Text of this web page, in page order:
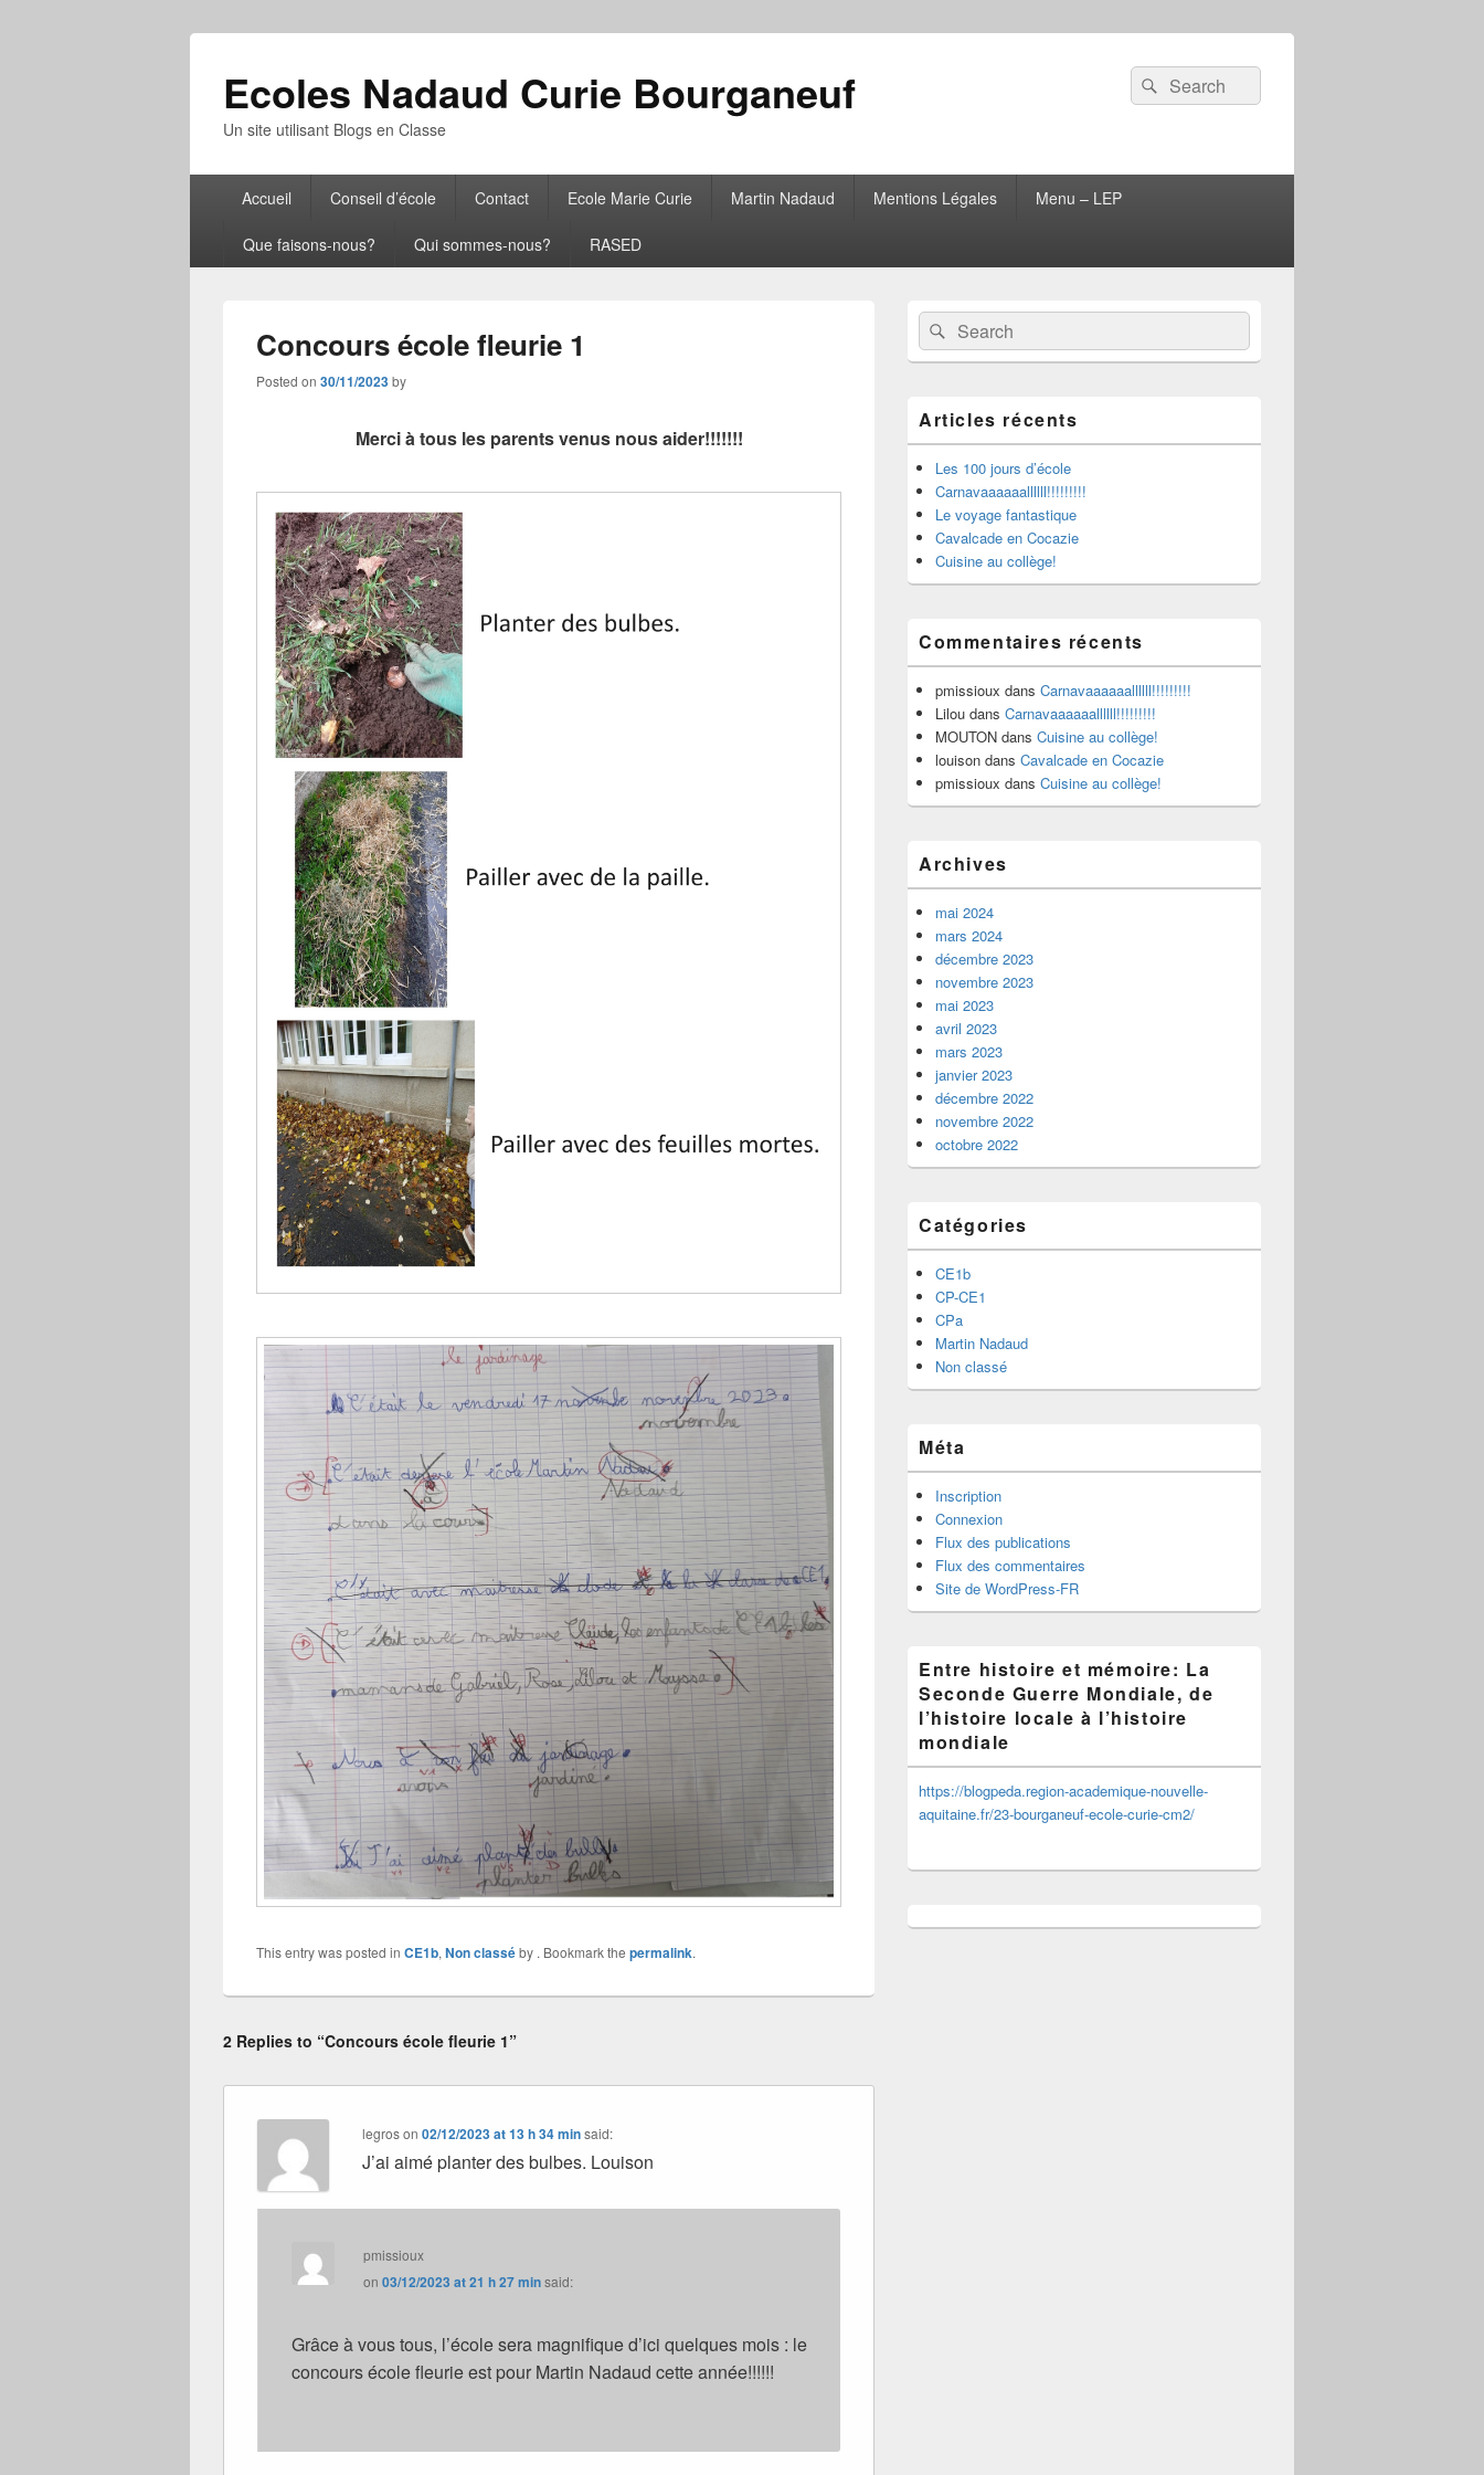
Ecoles Nadaud Curie Bourganeuf
Un site utilisant Blogs en Classe
Search
for:
Search
Accueil Conseil d’école Contact Ecole Marie Curie Martin Nadaud Mentions Légales Menu – LEP
Que faisons-nous? Qui sommes-nous? RASED
Concours école fleurie 1
Posted on 30/11/2023by
Merci à tous les parents venus nous aider!!!!!!!
This entry was posted in CE1b, Non classéby . Bookmark the permalink.
2 Replies to “Concours école fleurie 1”
legroson02/12/2023 at 13 h 34 minsaid:
J’ai aimé planter des bulbes. Louison
pmissioux
on03/12/2023 at 21 h 27 minsaid:
Grâce à vous tous, l’école sera magnifique d’ici quelques mois : le
concours école fleurie est pour Martin Nadaud cette année!!!!!!
Primary
Sidebar
Widget
Area
Search
for:
Search
Articles récents
Les 100 jours d’école
Carnavaaaaaallllll!!!!!!!!!
Le voyage fantastique
Cavalcade en Cocazie
Cuisine au collège!
Commentaires récents
pmissioux dans Carnavaaaaaallllll!!!!!!!!!
Lilou dans Carnavaaaaaallllll!!!!!!!!!
MOUTON dans Cuisine au collège!
louison dans Cavalcade en Cocazie
pmissioux dans Cuisine au collège!
Archives
mai 2024
mars 2024
décembre 2023
novembre 2023
mai 2023
avril 2023
mars 2023
janvier 2023
décembre 2022
novembre 2022
octobre 2022
Catégories
CE1b
CP-CE1
CPa
Martin Nadaud
Non classé
Méta
Inscription
Connexion
Flux des publications
Flux des commentaires
Site de WordPress-FR
Entre histoire et mémoire: La
Seconde Guerre Mondiale, de
l’histoire locale à l’histoire
mondiale
https://blogpeda.region-academique-nouvelle-
aquitaine.fr/23-bourganeuf-ecole-curie-cm2/